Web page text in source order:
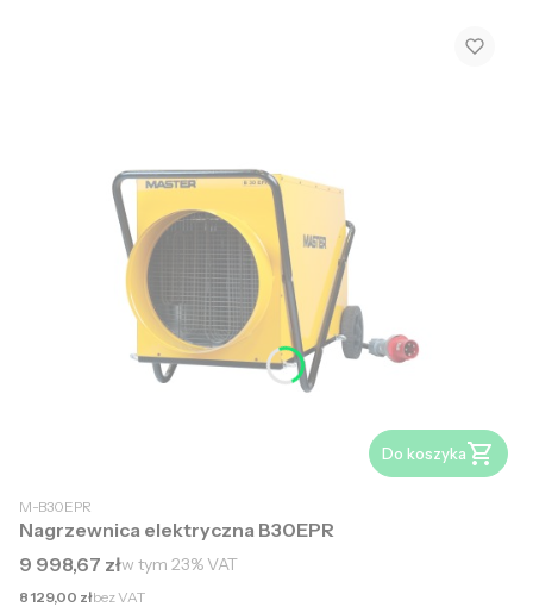
Do koszyka
M-B30EPR
Nagrzewnica elektryczna B30EPR
Cena brutto
9 998,67 złw tym 23%VAT
Cena netto
8 129,00 złbez VAT